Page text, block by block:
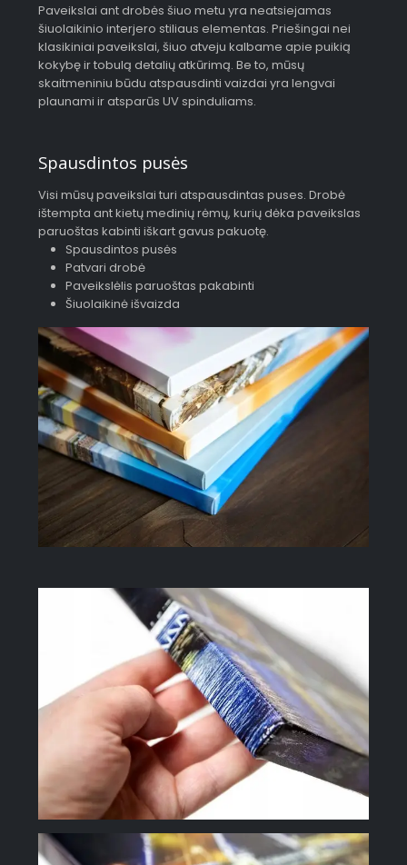
Paveikslai ant drobės šiuo metu yra neatsiejamas
šiuolaikinio interjero stiliaus elementas. Priešingai nei
klasikiniai paveikslai, šiuo atveju kalbame apie puikią
kokybę ir tobulą detalių atkūrimą. Be to, mūsų
skaitmeniniu būdu atspausdinti vaizdai yra lengvai
plaunami ir atsparūs UV spinduliams.
Spausdintos pusės
Visi mūsų paveikslai turi atspausdintas puses. Drobė
ištempta ant kietų medinių rėmų, kurių dėka paveikslas
paruoštas kabinti iškart gavus pakuotę.
Spausdintos pusės
Patvari drobė
Paveikslėlis paruoštas pakabinti
Šiuolaikinė išvaizda